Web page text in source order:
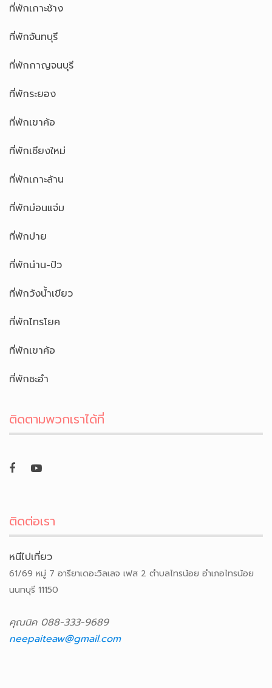
ที่พักเกาะช้าง
ที่พักจันทบุรี
ที่พักกาญจนบุรี
ที่พักระยอง
ที่พักเขาค้อ
ที่พักเชียงใหม่
ที่พักเกาะล้าน
ที่พักม่อนแจ่ม
ที่พักปาย
ที่พักน่าน-ปัว
ที่พักวังน้ำเขียว
ที่พักไทรโยค
ที่พักเขาค้อ
ที่พักชะอำ
ติดตามพวกเราได้ที่
ติดต่อเรา
หนีไปเที่ยว
61/69 หมู่ 7 อารียาเดอะวิลเลจ เฟส 2 ตำบลไทรน้อย อำเภอไทรน้อย
นนทบุรี 11150
คุณนิค 088-333-9689
neepaiteaw@gmail.com